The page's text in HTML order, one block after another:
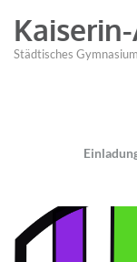
Städtisches Gymnasium